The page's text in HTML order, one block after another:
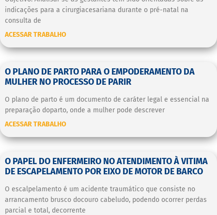
indicações para a cirurgiacesariana durante o pré-natal na
consulta de
ACESSAR TRABALHO
O PLANO DE PARTO PARA O EMPODERAMENTO DA
MULHER NO PROCESSO DE PARIR
O plano de parto é um documento de caráter legal e essencial na
preparação doparto, onde a mulher pode descrever
ACESSAR TRABALHO
O PAPEL DO ENFERMEIRO NO ATENDIMENTO À VITIMA
DE ESCAPELAMENTO POR EIXO DE MOTOR DE BARCO
O escalpelamento é um acidente traumático que consiste no
arrancamento brusco docouro cabeludo, podendo ocorrer perdas
parcial e total, decorrente